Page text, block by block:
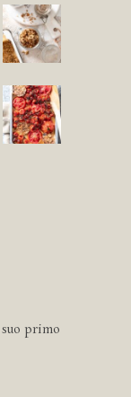
primo